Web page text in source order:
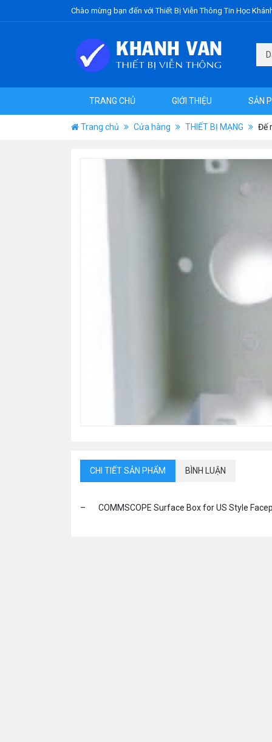
Chào mừng bạn đến với Thiết Bị Viễn Thông Tin Học
TRANG CHỦ GIỚI THIỆU SẢN
Trang chủ Cửa hàng THIẾT BỊ MẠNG Đế
CHI TIẾT SẢN PHẨM BÌNH LUẬN
– COMMSCOPE Surface Box for US Style